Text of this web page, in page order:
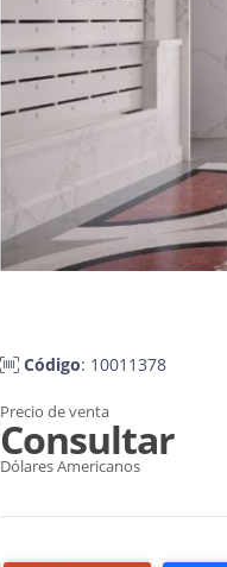
Código: 10011378
Precio de venta
Consultar
Dólares Americanos